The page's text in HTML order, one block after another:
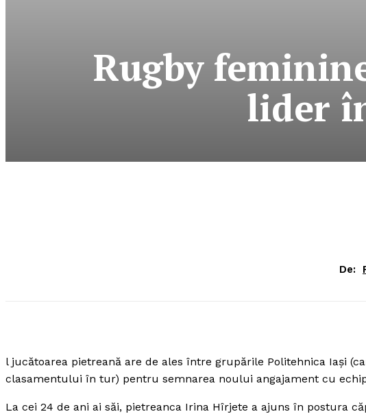
Rugby
lider
De:
l jucătoarea pietreană are de ales între grupările Politehnica Iaşi
clasamentului în tur) pentru semnarea noului angajament cu
La cei 24 de ani ai săi, pietreanca Irina Hîrjete a ajuns în postura